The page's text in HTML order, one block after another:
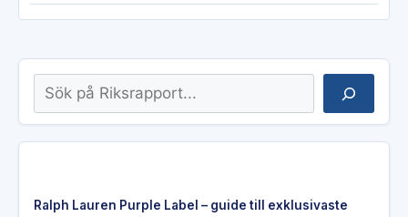
Sök
Ralph Lauren Purple Label – guide till exklusivaste